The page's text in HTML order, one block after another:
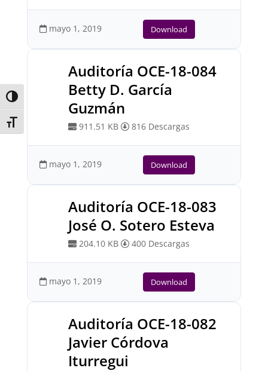
Toggle High Contrast
Toggle Font size
mayo 1, 2019 Download
Auditoría OCE-18-084
Betty D. García
Guzmán
911.51 KB 816 Descargas
mayo 1, 2019 Download
Auditoría OCE-18-083
José O. Sotero Esteva
204.10 KB 400 Descargas
mayo 1, 2019 Download
Auditoría OCE-18-082
Javier Córdova
Iturregui